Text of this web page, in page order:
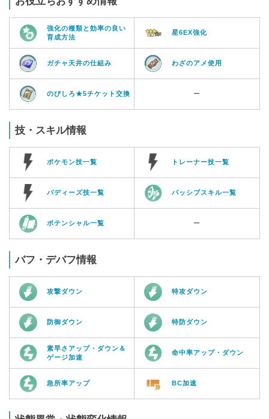
強化の種類と効率の良い
育成方法
星6EX強化
ガチャ天井の仕組み わざのアメ使用
のびしろ★5チケット交換 ー
技・スキル情報
ポケモン技一覧 トレーナー技一覧
バディーズ技一覧 パッシブスキル一覧
ポテンシャル一覧 ー
バフ・デバフ情報
攻撃ダウン 特攻ダウン
防御ダウン 特防ダウン
素早さアップ・ダウン＆
ゲージ加速
命中率アップ・ダウン
急所率アップ BC加速